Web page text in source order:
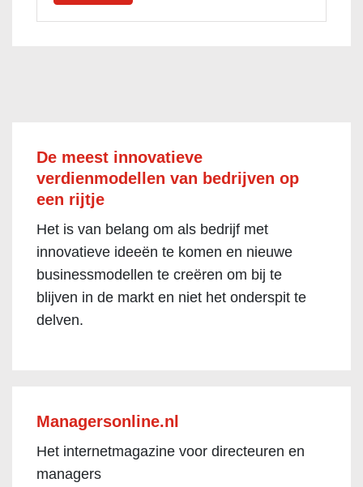
De meest innovatieve
verdienmodellen van bedrijven op
een rijtje
Het is van belang om als bedrijf met
innovatieve ideeën te komen en nieuwe
businessmodellen te creëren om bij te
blijven in de markt en niet het onderspit te
delven.
Managersonline.nl
Het internetmagazine voor directeuren en
managers